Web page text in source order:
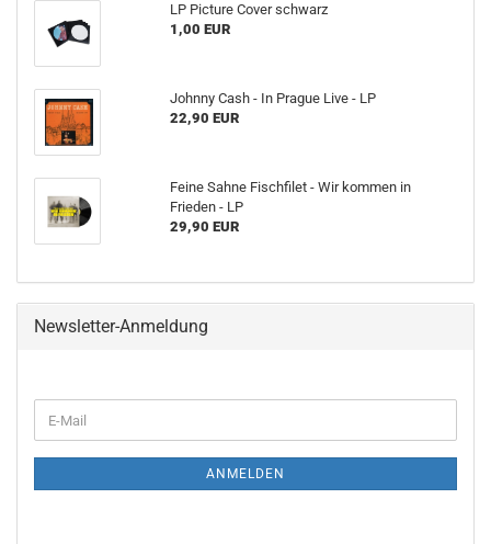
LP Picture Cover schwarz
1,00 EUR
Johnny Cash - In Prague Live - LP
22,90 EUR
Feine Sahne Fischfilet - Wir kommen in
Frieden - LP
29,90 EUR
Newsletter-Anmeldung
ZUR
E-
Mail
ANMELDEN